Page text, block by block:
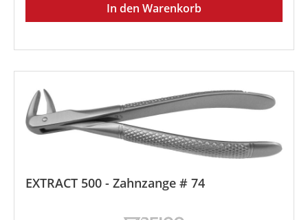
In den Warenkorb
EXTRACT 500 - Zahnzange # 74